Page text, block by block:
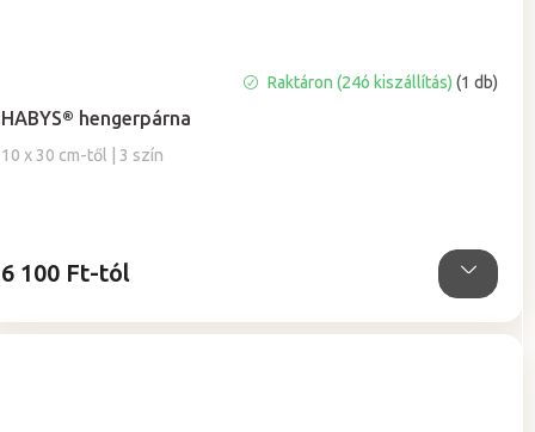
HABYS® hengerpárna
10 x 30 cm-től | 3 szín
átlagos
értékelése
Raktáron (24ó kiszállítás)(1 db)
6 100 Ft-tól